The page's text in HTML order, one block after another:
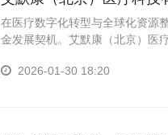
在医疗数字化转型与全球化资源
金发展契机。艾默康（北京）医
2026-01-30 18:20